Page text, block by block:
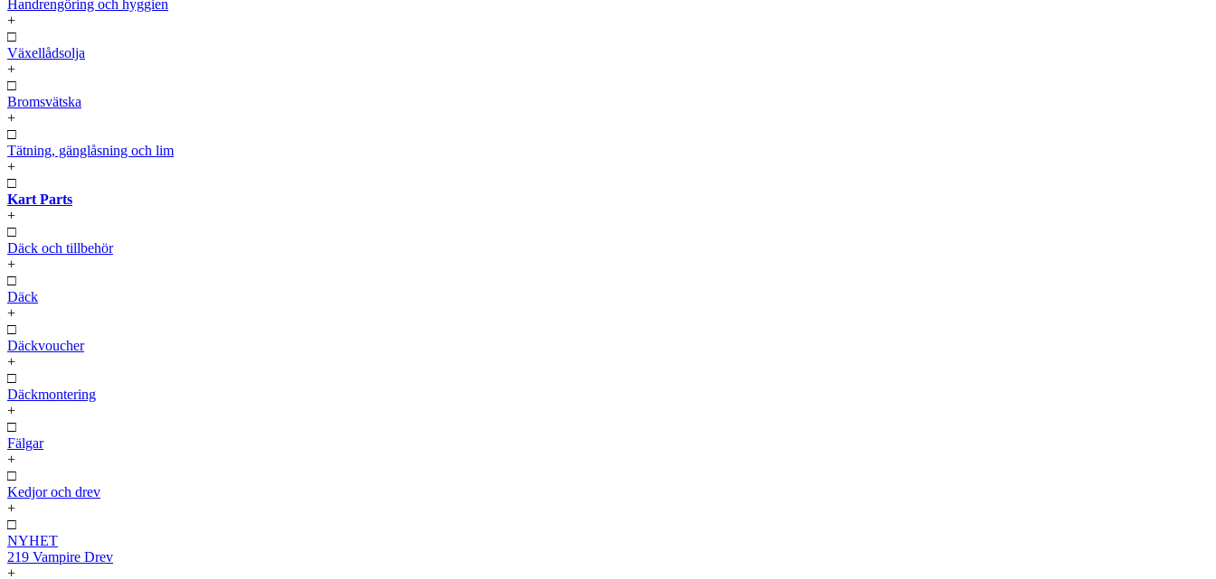
Handrengöring och hyggien
+
□
Växellådsolja
+
□
Bromsvätska
+
□
Tätning, gänglåsning och lim
+
□
Kart Parts
+
□
Däck och tillbehör
+
□
Däck
+
□
Däckvoucher
+
□
Däckmontering
+
□
Fälgar
+
□
Kedjor och drev
+
□
NYHET
219 Vampire Drev
+